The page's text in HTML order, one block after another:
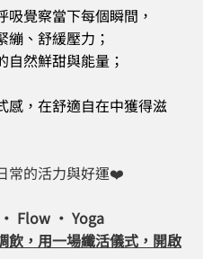
覺察當下每個瞬間，
、舒緩壓力；
然鮮甜與能量；
感，在舒適自在中獲得滋
常的活力與好運❤️
· Flow · Yoga
，用一場纖活儀式，開啟